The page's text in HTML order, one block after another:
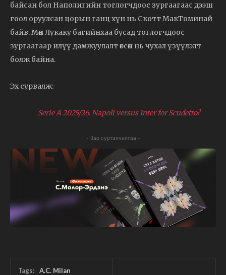
байсан бол Наполигийн тоглогчдоос зургаагаас дээш
гоол оруулсан цорын ганц хүн нь Скотт МакТоминай
байв. Мөн Лукаку багийнхаа бусад тоглогчдоос
зургаагаар илүү дамжуулалт өгсөн нь чухал үзүүлэлт
болж байна.
Эх сурвалж:
Serie A 2025/26: Napoli versus Inter for Scudetto?
- Зар сурталчилгаа -
Tags:
A.C. Milan